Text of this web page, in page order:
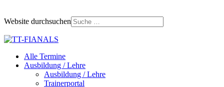
Website durchsuchen
Alle Termine
Ausbildung / Lehre
Ausbildung / Lehre
Trainerportal